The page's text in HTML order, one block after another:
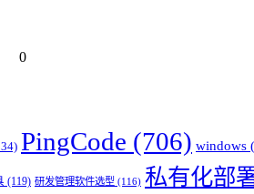
0
PingCode (706) windows
(119) 研发管理软件选型 (116) 私有化部